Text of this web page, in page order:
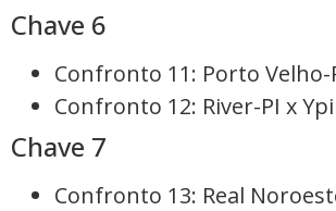
Chave 6
Confronto 11: Porto Velho-
Confronto 12: River-PI x
Chave 7
Confronto 13: Real